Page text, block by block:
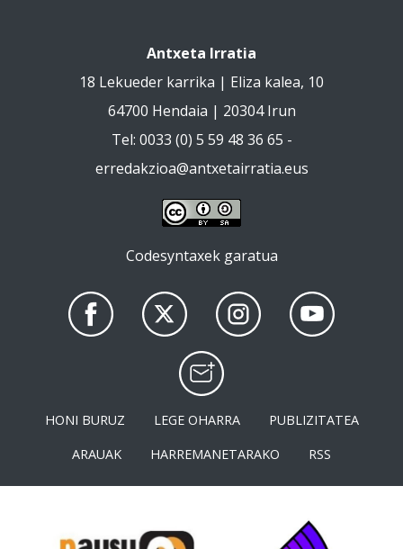
Antxeta Irratia
18 Lekueder karrika | Eliza kalea, 10
64700 Hendaia | 20304 Irun
Tel: 0033 (0) 5 59 48 36 65 -
erredakzioa@antxetairratia.eus
Codesyntaxek garatua
HONI BURUZ LEGE OHARRA
PUBLIZITATEA
ARAUAK
HARREMANETARAKO RSS